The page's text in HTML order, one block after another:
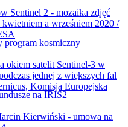
program kosmiczny
na IRIS2